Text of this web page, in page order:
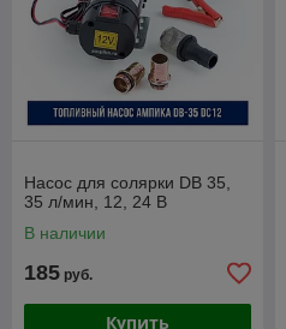
Насос для солярки DB 35,
35 л/мин, 12, 24 В
В наличии
185 руб.
Купить